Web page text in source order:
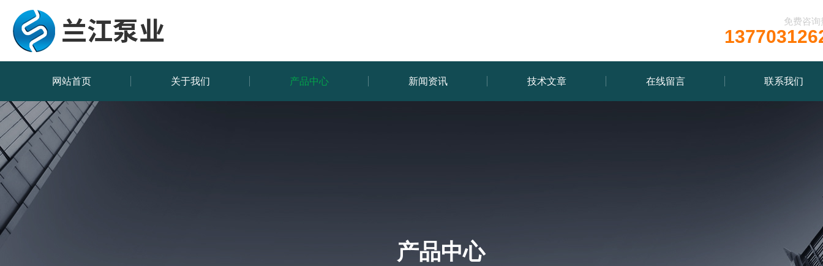
免费咨询
网站首页 关于我们 产品中心 新闻资讯 技术文章 在线留言 联系我们
产品中心